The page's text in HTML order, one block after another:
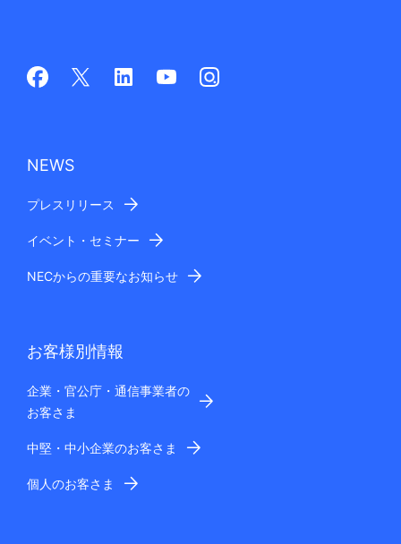
NEWS
プレスリリース
イベント・セミナー
NECからの重要なお知らせ
お客様別情報
企業・官公庁・通信事業者の
お客さま
中堅・中小企業のお客さま
個人のお客さま